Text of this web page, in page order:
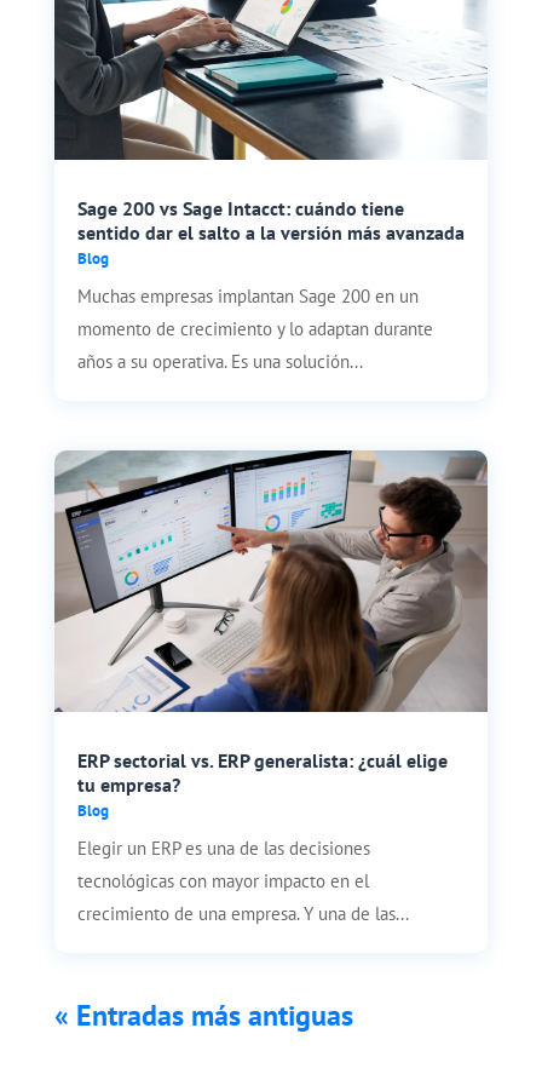
Sage 200 vs Sage Intacct: cuándo tiene
sentido dar el salto a la versión más avanzada
Blog
Muchas empresas implantan Sage 200 en un
momento de crecimiento y lo adaptan durante
años a su operativa. Es una solución...
ERP sectorial vs. ERP generalista: ¿cuál elige
tu empresa?
Blog
Elegir un ERP es una de las decisiones
tecnológicas con mayor impacto en el
crecimiento de una empresa. Y una de las...
« Entradas más antiguas